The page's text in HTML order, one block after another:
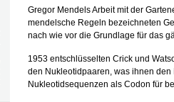
Gregor Mendels Arbeit mit der
mendelsche Regeln bezeichneten
nach wie vor die Grundlage für das
1953 entschlüsselten Crick und
den Nukleotidpaaren, was ihnen
Nukleotidsequenzen als Codon für